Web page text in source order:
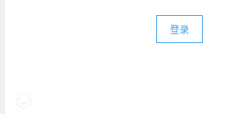
登录